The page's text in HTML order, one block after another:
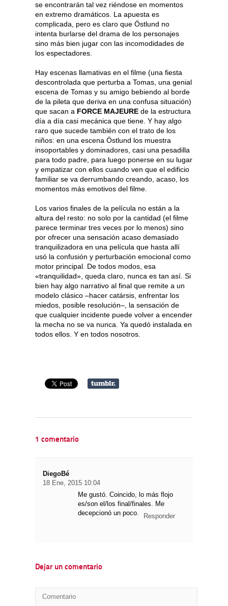
se encontrarán tal vez riéndose en momentos
en extremo dramáticos. La apuesta es
complicada, pero es claro que Östlund no
intenta burlarse del drama de los personajes
sino más bien jugar con las incomodidades de
los espectadores.
Hay escenas llamativas en el filme (una fiesta
descontrolada que perturba a Tomas, una genial
escena de Tomas y su amigo bebiendo al borde
de la pileta que deriva en una confusa situación)
que sacan a FORCE MAJEURE de la estructura
día a día casi mecánica que tiene. Y hay algo
raro que sucede también con el trato de los
niños: en una escena Östlund los muestra
insoportables y dominadores, casi una pesadilla
para todo padre, para luego ponerse en su lugar
y empatizar con ellos cuando ven que el edificio
familiar se va derrumbando creando, acaso, los
momentos más emotivos del filme.
Los varios finales de la película no están a la
altura del resto: no solo por la cantidad (el filme
parece terminar tres veces por lo menos) sino
por ofrecer una sensación acaso demasiado
tranquilizadora en una película que hasta allí
usó la confusión y perturbación emocional como
motor principal. De todos modos, esa
«tranquilidad», queda claro, nunca es tan así. Si
bien hay algo narrativo al final que remite a un
modelo clásico –hacer catársis, enfrentar los
miedos, posible resolución–, la sensación de
que cualquier incidente puede volver a encender
la mecha no se va nunca. Ya quedó instalada en
todos ellos. Y en todos nosotros.
1 comentario
DiegoBé
18 Ene, 2015 10:04
Me gustó. Coincido, lo más flojo
es/son el/los final/finales. Me
decepcionó un poco.
Responder
Dejar un comentario